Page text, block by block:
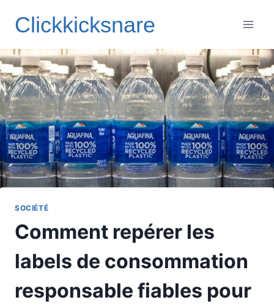
Clickkicksnare
SOCIÉTÉ
Comment repérer les
labels de consommation
responsable fiables pour